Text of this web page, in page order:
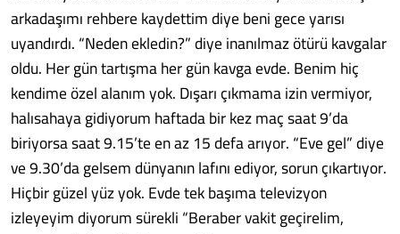
arkadaşımı rehbere kaydettim diye beni gece yarısı
uyandırdı. “Neden ekledin?” diye inanılmaz ötürü kavgalar
oldu. Her gün tartışma her gün kavga evde. Benim hiç
kendime özel alanım yok. Dışarı çıkmama izin vermiyor,
halısahaya gidiyorum haftada bir kez maç saat 9’da
biriyorsa saat 9.15’te en az 15 defa arıyor. “Eve gel” diye
ve 9.30’da gelsem dünyanın lafını ediyor, sorun çıkartıyor.
Hiçbir güzel yüz yok. Evde tek başıma televizyon
izleyeyim diyorum sürekli “Beraber vakit geçirelim,